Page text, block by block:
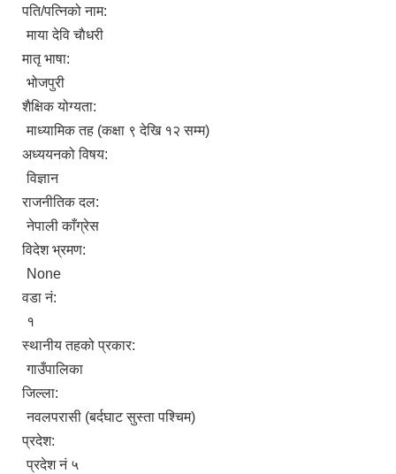
पति/पत्निको नाम:
माया देवि चाैधरी
मातृ भाषा:
भोजपुरी
शैक्षिक योग्यता:
माध्यामिक तह (कक्षा ९ देखि १२ सम्म)
अध्ययनको विषय:
विज्ञान
राजनीतिक दल:
नेपाली काँग्रेस
विदेश भ्रमण:
None
वडा नं:
१
स्थानीय तहको प्रकार:
गाउँपालिका
जिल्ला:
नवलपरासी (बर्दघाट सुस्ता पश्चिम)
प्रदेश:
प्रदेश नं ५